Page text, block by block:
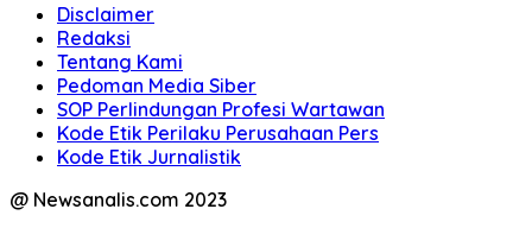
Disclaimer
Redaksi
Tentang Kami
Pedoman Media Siber
SOP Perlindungan Profesi Wartawan
Kode Etik Perilaku Perusahaan Pers
Kode Etik Jurnalistik
@ Newsanalis.com 2023